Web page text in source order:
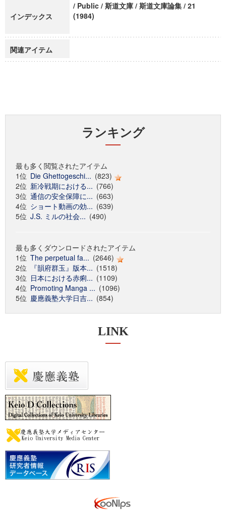
インデックス
/ Public / 斯道文庫 / 斯道文庫論集 / 21
(1984)
関連アイテム
ランキング
最も多く閲覧されたアイテム
1位 Die Ghettogeschi... (823)
2位 新冷戦期における... (766)
3位 通信の安全保障に... (663)
4位 ショート動画の効... (639)
5位 J.S. ミルの社会... (490)
最も多くダウンロードされたアイテム
1位 The perpetual fa... (2646)
2位
『韻府群玉』版本... (1518)
3位 日本における赤痢... (1109)
4位 Promoting Manga ... (1096)
5位 慶應義塾大学日吉... (854)
LINK